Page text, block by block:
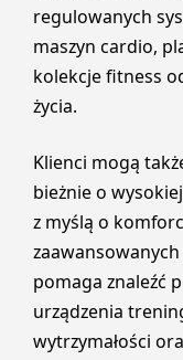
regulowanych
maszyn cardio,
kolekcje fitness
życia.
Klienci mogą
bieżnie o
z myślą o
pomaga znaleźć
urządzenia
wytrzymałości